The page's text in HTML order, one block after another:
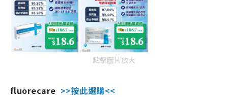
點擊圖片放大
fluorecare >>按此選購<<